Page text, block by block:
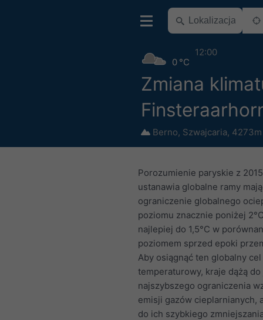
Zmiana
Berno, Szwajcaria,
0 °C
12:00
Porozumienie paryskie z
ustanawia globalne ramy
ograniczenie globalnego
poziomu znacznie poniżej
najlepiej do 1,5°C w
poziomem sprzed epoki
Aby osiągnąć ten globalny cel
temperaturowy, kraje dążą do
najszybszego ograniczenia
emisji gazów cieplarnianych,
do ich szybkiego